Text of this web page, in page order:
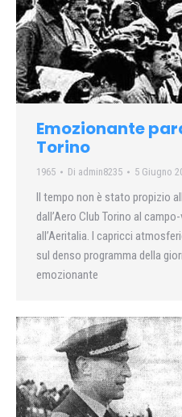
Emozionante
Torino
1965 Di admin8235 5 Giugno
Il tempo non è stato propizio
dall’Aero Club Torino al
all’Aeritalia. I capricci
sul denso programma della
emozionante